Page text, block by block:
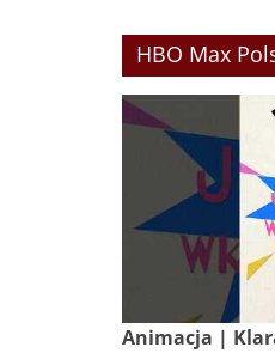
HBO Max
Animacja |